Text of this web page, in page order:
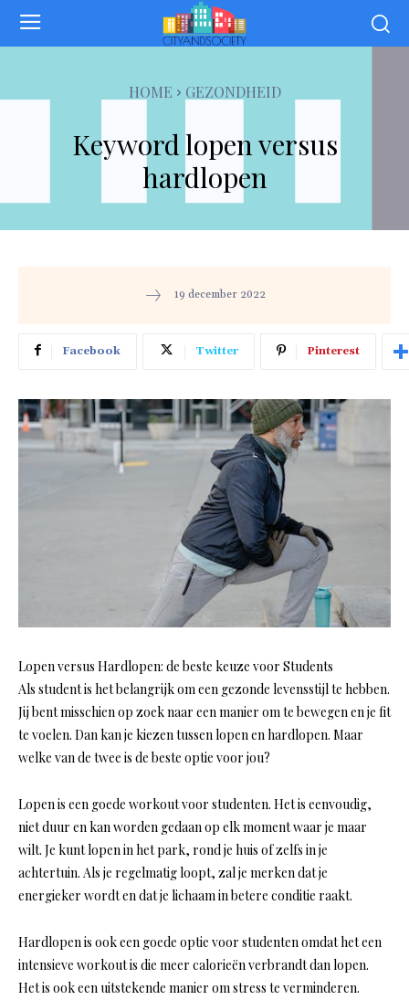
HOME GEZONDHEID
Keyword lopen versus
hardlopen
19 december 2022
Facebook Twitter Pinterest
Lopen versus Hardlopen: de beste keuze voor Students
Als student is het belangrijk om een gezonde levensstijl te hebben.
Jij bent misschien op zoek naar een manier om te bewegen en je fit
te voelen. Dan kan je kiezen tussen lopen en hardlopen. Maar
welke van de twee is de beste optie voor jou?
Lopen is een goede workout voor studenten. Het is eenvoudig,
niet duur en kan worden gedaan op elk moment waar je maar
wilt. Je kunt lopen in het park, rond je huis of zelfs in je
achtertuin. Als je regelmatig loopt, zal je merken dat je
energieker wordt en dat je lichaam in betere conditie raakt.
Hardlopen is ook een goede optie voor studenten omdat het een
intensieve workout is die meer calorieën verbrandt dan lopen.
Het is ook een uitstekende manier om stress te verminderen.